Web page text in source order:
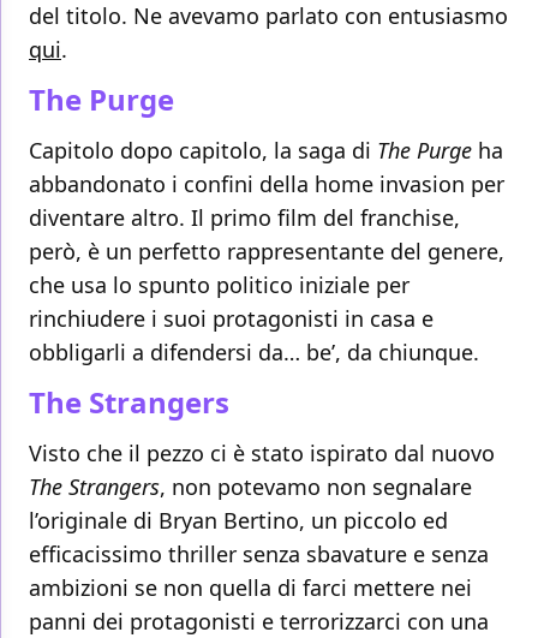
del titolo. Ne avevamo parlato con entusiasmo
qui.
The Purge
Capitolo dopo capitolo, la saga di The Purge ha
abbandonato i confini della home invasion per
diventare altro. Il primo film del franchise,
però, è un perfetto rappresentante del genere,
che usa lo spunto politico iniziale per
rinchiudere i suoi protagonisti in casa e
obbligarli a difendersi da… be’, da chiunque.
The Strangers
Visto che il pezzo ci è stato ispirato dal nuovo
The Strangers, non potevamo non segnalare
l’originale di Bryan Bertino, un piccolo ed
efficacissimo thriller senza sbavature e senza
ambizioni se non quella di farci mettere nei
panni dei protagonisti e terrorizzarci con una